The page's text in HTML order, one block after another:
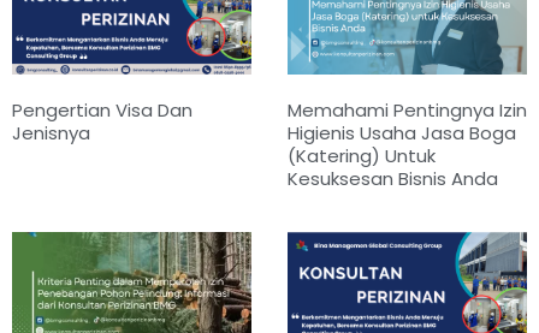
Pengertian Visa Dan
Jenisnya
Memahami Pentingnya Izin
Higienis Usaha Jasa Boga
(Katering) Untuk
Kesuksesan Bisnis Anda